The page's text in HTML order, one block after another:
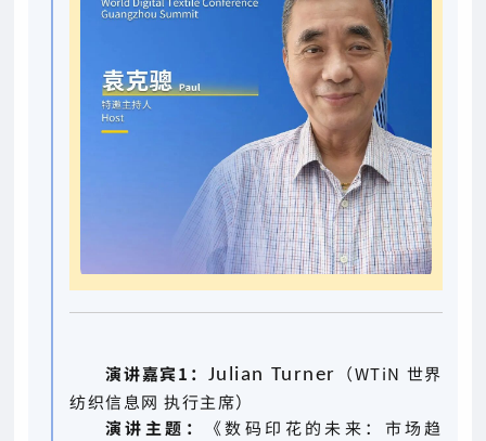
演讲嘉宾1： Julian Turner
（WTiN 世界
纺织信息网 执行主席）
演讲主题：
《数码印花的未来：市场趋